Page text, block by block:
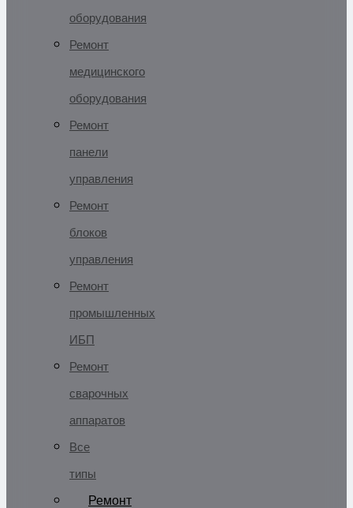
оборудования
Ремонт
медицинского
оборудования
Ремонт
панели
управления
Ремонт
блоков
управления
Ремонт
промышленных
ИБП
Ремонт
сварочных
аппаратов
Все
типы
Ремонт